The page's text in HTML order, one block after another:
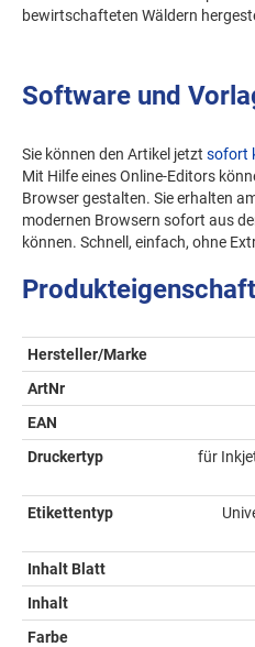
bewirtschafteten Wäldern
Software und
Sie können den Artikel jetzt sofort
Mit Hilfe eines Online-Editors
Browser gestalten. Sie erhalten
modernen Browsern sofort aus
können. Schnell, einfach, ohne
Hersteller/Marke
ArtNr
EAN
Druckertyp
für
Etikettentyp
Inhalt Blatt
Inhalt
Farbe